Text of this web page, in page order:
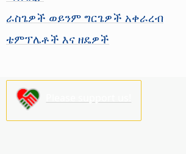
ራስጌዎች ወይንም ግርጌዎች አቀራረብ
ቴምፕሌቶች እና ዘዴዎች